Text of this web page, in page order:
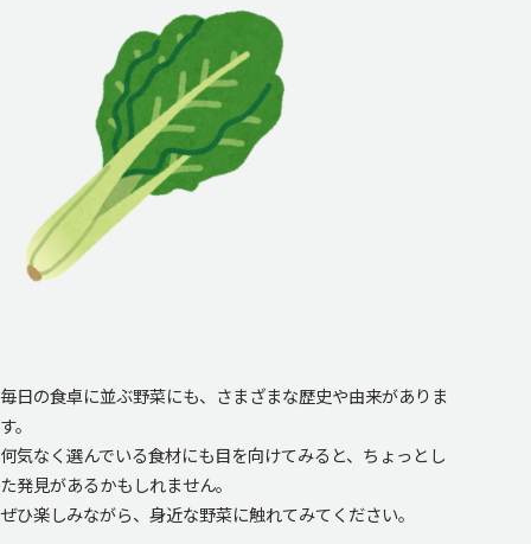
毎日の食卓に並ぶ野菜にも、さまざまな歴史や由来がありま
す。
何気なく選んでいる食材にも目を向けてみると、ちょっとし
た発見があるかもしれません。
ぜひ楽しみながら、身近な野菜に触れてみてください。